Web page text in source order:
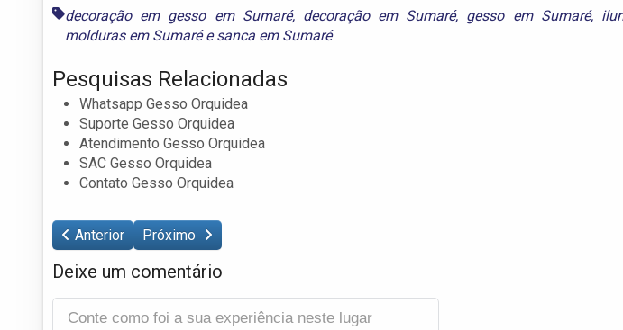
decoração em gesso em Sumaré, decoração em Sumaré, gesso em Sumaré,
molduras em Sumaréesanca em Sumaré
Pesquisas Relacionadas
Whatsapp Gesso Orquidea
Suporte Gesso Orquidea
Atendimento Gesso Orquidea
SAC Gesso Orquidea
Contato Gesso Orquidea
Anterior Próximo
Deixe um comentário